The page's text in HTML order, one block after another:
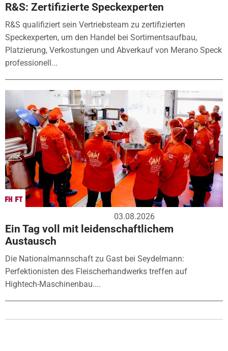
R&S: Zertifizierte Speckexperten
R&S qualifiziert sein Vertriebsteam zu zertifizierten
Speckexperten, um den Handel bei Sortimentsaufbau,
Platzierung, Verkostungen und Abverkauf von Merano Speck
professionell...
03.08.2026
Ein Tag voll mit leidenschaftlichem
Austausch
Die Nationalmannschaft zu Gast bei Seydelmann:
Perfektionisten des Fleischerhandwerks treffen auf
Hightech-Maschinenbau....